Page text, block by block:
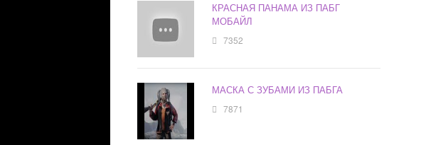
КРАСНАЯ ПАНАМА ИЗ ПАБГ
МОБАЙЛ
7352
МАСКА С ЗУБАМИ ИЗ ПАБГА
7871